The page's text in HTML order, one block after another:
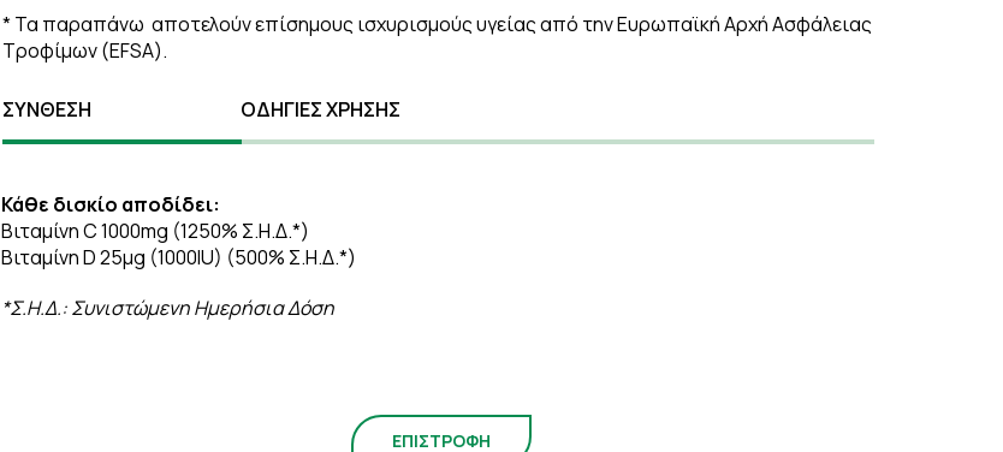
* Τα παραπάνω αποτελούν επίσημους ισχυρισμούς υγείας από την Eυρωπαϊκή Αρχή Ασφάλειας
Τροφίμων (EFSA).
ΣΥΝΘΕΣΗ ΟΔΗΓΙΕΣ ΧΡΗΣΗΣ
Κάθε δισκίο αποδίδει:
Βιταμίνη C 1000mg (1250% Σ.Η.Δ.*)
Βιταμίνη D 25μg (1000IU) (500% Σ.Η.Δ.*)
*Σ.Η.Δ.: Συνιστώμενη Ημερήσια Δόση
ΕΠΙΣΤΡΟΦΗ